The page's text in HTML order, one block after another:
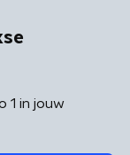
1 in jouw